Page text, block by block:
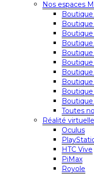
Nos espaces
Boutique
Boutique
Boutique
Toutes
Réalité virtuelle
Oculus
HTC Vive
PiMax
Royole